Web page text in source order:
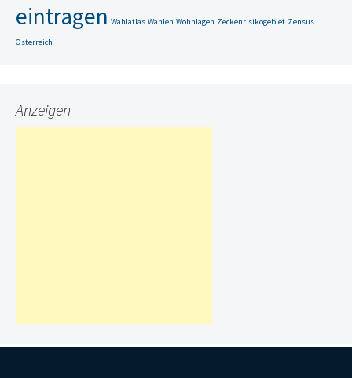
eintragen Wahlatlas Wahlen Wohnlagen Zeckenrisikogebiet Zensus
Österreich
Anzeigen